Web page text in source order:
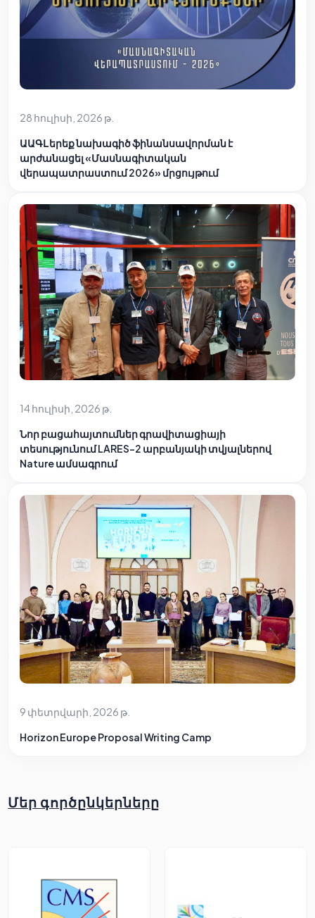
28 հուլիսի, 2026 թ.
ԱԱԳԼ երեք նախագիծ ֆինանսավորման է
արժանացել «Մասնագիտական
վերապատրաստում 2026» մրցույթում
14 հուլիսի, 2026 թ.
Նոր բացահայտումներ գրավիտացիայի
տեսությունում LARES-2 արբանյակի տվյալներով
Nature ամսագրում
9 փետրվարի, 2026 թ.
Horizon Europe Proposal Writing Camp
Մեր գործընկերները